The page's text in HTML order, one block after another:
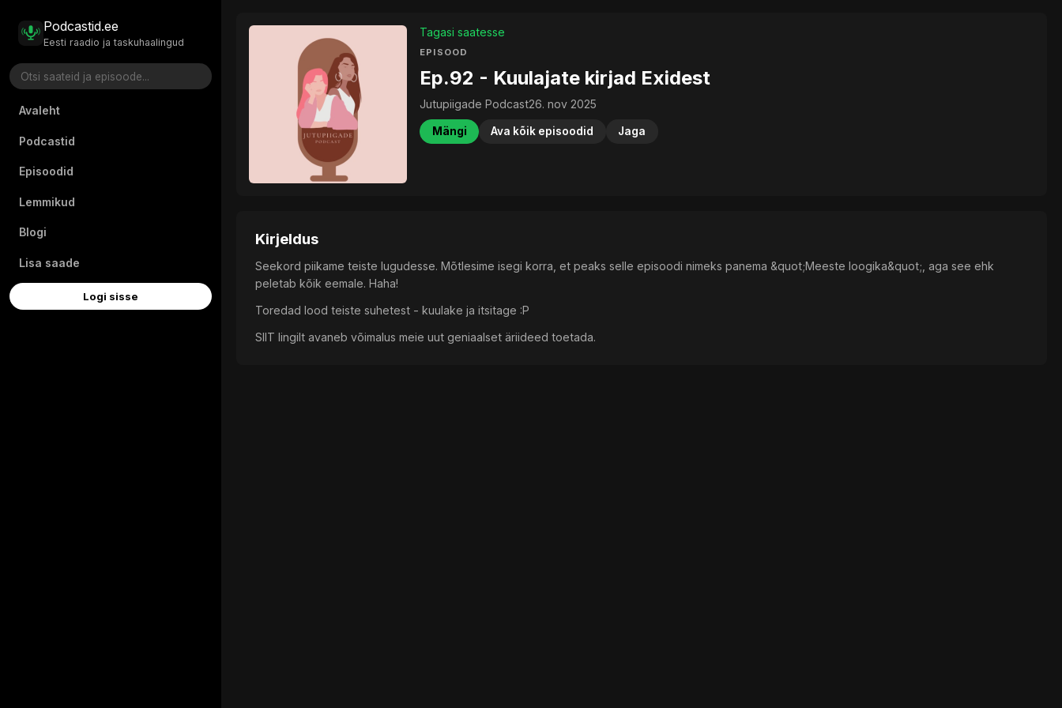
Podcastid.ee
Eesti raadio ja taskuhaalingud
Avaleht
Podcastid
Episoodid
Lemmikud
Blogi
Lisa saade
Logi sisse
Tagasi saatesse
EPISOOD
Ep.92 - Kuulajate kirjad Exidest
Jutupiigade Podcast26. nov 2025
Mängi Ava kõik episoodid Jaga
Kirjeldus
Seekord piikame teiste lugudesse. Mõtlesime isegi korra, et peaks selle episoodi nimeks panema &quot;Meeste loogika&quot;, aga see ehk
peletab kõik eemale. Haha!
Toredad lood teiste suhetest - kuulake ja itsitage :P
⁠SIIT⁠⁠⁠ lingilt avaneb võimalus meie uut geniaalset äriideed toetada.